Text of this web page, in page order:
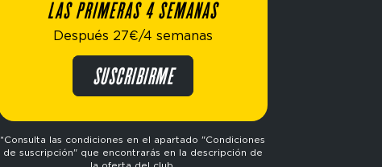
LAS PRIMERAS 4 SEMANAS
Después 27€/4 semanas
SUSCRIBIRME
*Consulta las condiciones en el apartado "Condiciones
de suscripción" que encontrarás en la descripción de